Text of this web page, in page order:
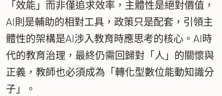
「效能」而非僅追求效率，主體性是絕對價值，
AI則是輔助的相對工具，政策只是配套，引領主
體性的架構是AI涉入教育時應思考的核心。AI時
代的教育治理，最終仍需回歸對「人」的關懷與
正義，教師也必須成為「轉化型數位能動知識分
子」。